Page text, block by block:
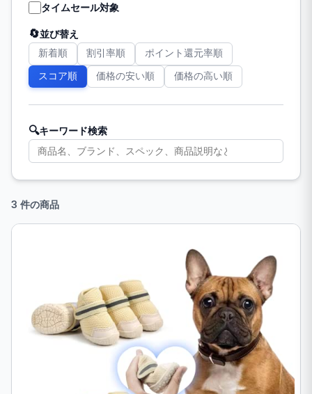
タイムセール対象
🔄並び替え
新着順 割引率順 ポイント還元率順
スコア順 価格の安い順 価格の高い順
🔍キーワード検索
3 件の商品